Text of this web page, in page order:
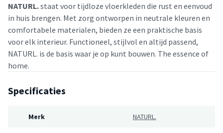
NATURL.staat voor tijdloze vloerkleden die rust en eenvoud
in huis brengen. Met zorg ontworpen in neutrale kleuren en
comfortabele materialen, bieden ze een praktische basis
voor elk interieur. Functioneel, stijlvol en altijd passend,
NATURL. is de basis waar je op kunt bouwen. The essence of
home.
Specificaties
Merk NATURL.